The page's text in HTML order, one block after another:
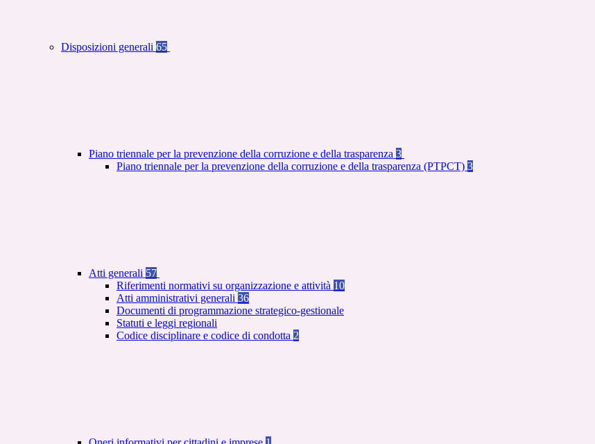
Disposizioni generali 65
Piano triennale per la prevenzione della corruzione e della trasparenza 3
Piano triennale per la prevenzione della corruzione e della trasparenza (PTPCT) 3
Atti generali 57
Riferimenti normativi su organizzazione e attività 10
Atti amministrativi generali 36
Documenti di programmazione strategico-gestionale
Statuti e leggi regionali
Codice disciplinare e codice di condotta 2